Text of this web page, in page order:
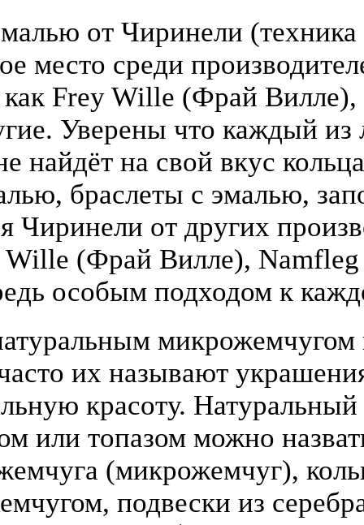
от Чиринели (техника
место среди
Frey Wille (Фрай
Уверены что каждый
найдёт на свой вкус
браслеты с эмалью,
Чиринели от других
Wille (Фрай Вилле),
особым подходом к
микрожемчугом
их называют
красоту.
или топазом можно
(микрожемчуг),
подвески из